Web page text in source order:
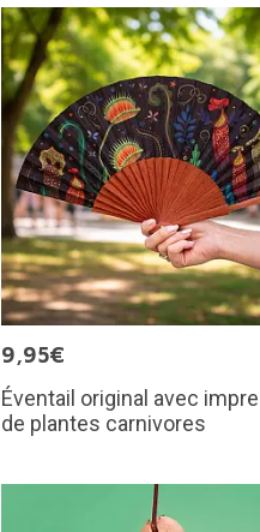
9,95€
Éventail original avec
de plantes carnivores